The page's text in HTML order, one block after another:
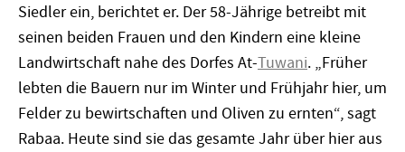
Siedler ein, berichtet er. Der 58-Jährige betreibt mit
seinen beiden Frauen und den Kindern eine kleine
Landwirtschaft nahe des Dorfes At-Tuwani. „Früher
lebten die Bauern nur im Winter und Frühjahr hier, um
Felder zu bewirtschaften und Oliven zu ernten“, sagt
Rabaa. Heute sind sie das gesamte Jahr über hier aus